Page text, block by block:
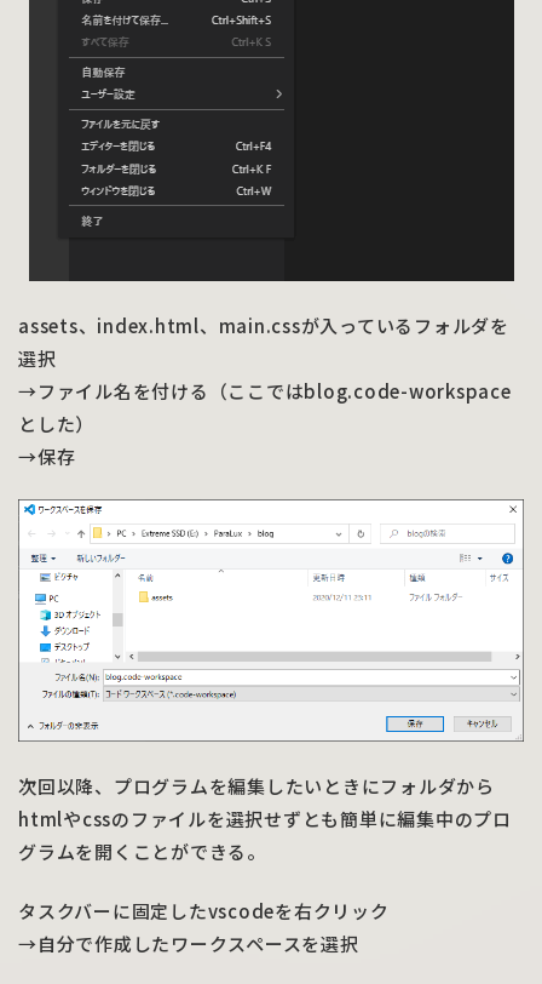
assets、index.html、main.cssが入っているフォルダを
選択
→ファイル名を付ける（ここではblog.code-workspace
とした）
→保存
次回以降、プログラムを編集したいときにフォルダから
htmlやcssのファイルを選択せずとも簡単に編集中のプロ
グラムを開くことができる。
タスクバーに固定したvscodeを右クリック
→自分で作成したワークスペースを選択